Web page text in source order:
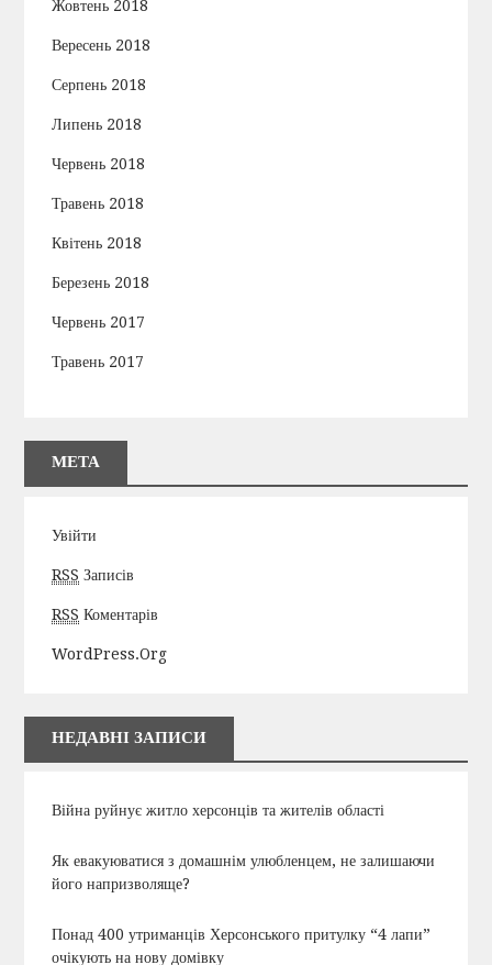
Жовтень 2018
Вересень 2018
Серпень 2018
Липень 2018
Червень 2018
Травень 2018
Квітень 2018
Березень 2018
Червень 2017
Травень 2017
МЕТА
Увійти
RSS Записів
RSS Коментарів
WordPress.org
НЕДАВНІ ЗАПИСИ
Війна руйнує житло херсонців та жителів області
Як евакуюватися з домашнім улюбленцем, не залишаючи
його напризволяще?
Понад 400 утриманців Херсонського притулку “4 лапи”
очікують на нову домівку